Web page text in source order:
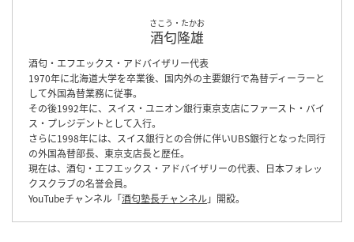
さこう・たかお
酒匂隆雄
酒匂・エフエックス・アドバイザリー代表
1970年に北海道大学を卒業後、国内外の主要銀行で為替ディーラーと
して外国為替業務に従事。
その後1992年に、スイス・ユニオン銀行東京支店にファースト・バイ
ス・プレジデントとして入行。
さらに1998年には、スイス銀行との合併に伴いUBS銀行となった同行
の外国為替部長、東京支店長と歴任。
現在は、酒匂・エフエックス・アドバイザリーの代表、日本フォレッ
クスクラブの名誉会員。
YouTubeチャンネル「酒匂塾長チャンネル」開設。